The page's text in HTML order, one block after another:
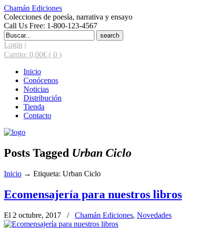
Chamán Ediciones
Colecciones de poesía, narrativa y ensayo
Call Us Free: 1-800-123-4567
Search
for:
Login |
Carrito: 0,00€ ( 0 )
Inicio
Conócenos
Noticias
Distribución
Tienda
Contacto
Posts Tagged Urban Ciclo
Inicio → Etiqueta: Urban Ciclo
Ecomensajería para nuestros libros
El 2 octubre, 2017 / Chamán Ediciones, Novedades